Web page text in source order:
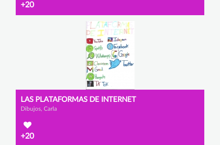
+20
LAS PLATAFORMAS DE INTERNET
Dibujos, Carla
+20